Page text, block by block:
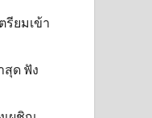
รียมเข้า
สุด ฟัง